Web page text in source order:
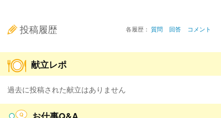
投稿履歴 各履歴： 質問 回答 コメント
献立レポ
過去に投稿された献立はありません
お仕事Q&A